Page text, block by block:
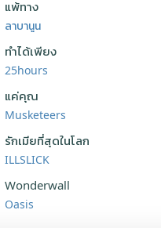
แพ้ทาง
ลาบานูน
ทำได้เพียง
25hours
แค่คุณ
Musketeers
รักเมียที่สุดในโลก
ILLSLICK
Wonderwall
Oasis